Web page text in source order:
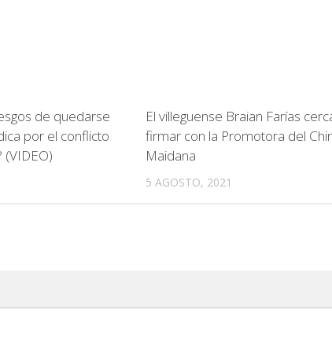
de quedarse
por el conflicto
(VIDEO)
El villeguense Braian Farías
firmar con la Promotora del
Maidana
5 AGOSTO, 2021